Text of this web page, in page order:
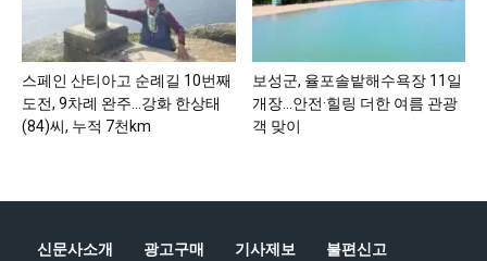
스페인 산티아고 순례길 10번째
도전, 9차례 완주…강화 한상태
(84)씨, 누적 7천km
보성군, 율포솔밭해수욕장 11일
개장…안전·힐링 더한 여름 관광
객 맞이
신문사소개 광고구매 기사제보 불편신고